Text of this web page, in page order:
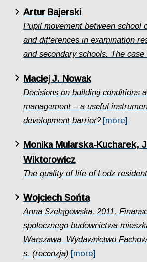
Artur Bajerski
Pupil movement between school
and differences in examination
and secondary schools. The case
Maciej J. Nowak
Decisions on building conditions
management – a useful
development barrier? [more]
Monika Mularska-Kucharek,
Wiktorowicz
The quality of life of Lodz
Wojciech Sońta
Anna Szelągowska, 2011,
społecznego budownictwa
Warszawa: Wydawnictwo
s. (recenzja) [more]